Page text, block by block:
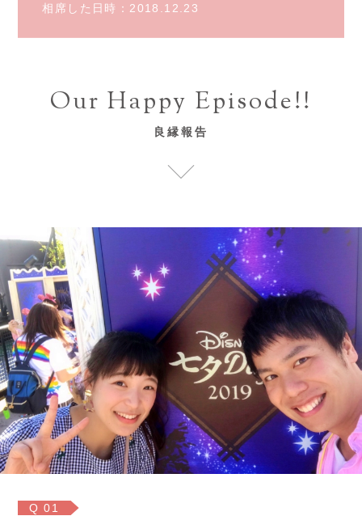
相席した日時：2018.12.23
Our Happy Episode!!
良縁報告
Q 01